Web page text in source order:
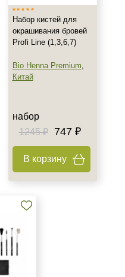
Набор кистей для
окрашивания бровей
Profi Line (1,3,6,7)
Bio Henna Premium,
Китай
набор
1245 ₽
747 ₽
В корзину